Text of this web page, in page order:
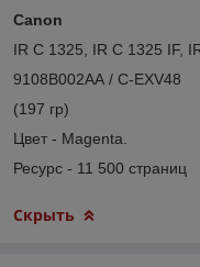
Canon
IR C 1325, IR C 1325 IF,
9108B002AA / C-EXV48
(197 гр)
Цвет - Magenta.
Ресурс - 11 500 страниц
Скрыть